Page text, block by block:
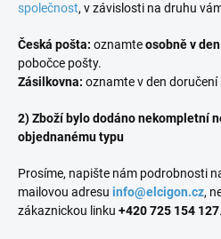
společnost, v závislosti na druhu
Česká pošta: oznamteosobně v
pobočce pošty.
Zásilkovna: oznamte v den doručení
2) Zboží bylo dodáno nekompletní
objednanému typu
Prosíme, napište nám podrobnosti
mailovou adresu info@elcigon.cz,
zákaznickou linku +420 725 154 127.